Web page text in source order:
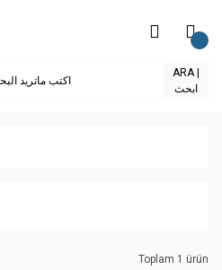
ARA |
ابحث
Toplam 1 ürün